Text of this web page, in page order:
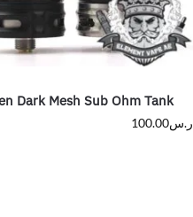
Dark Mesh Sub Ohm Tank
ر.س100.00